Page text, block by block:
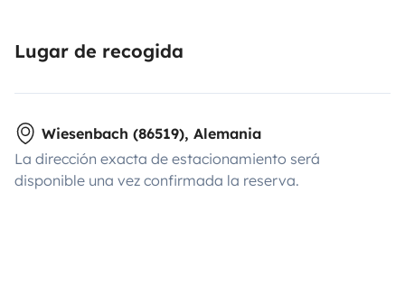
Lugar de recogida
Wiesenbach (86519), Alemania
La dirección exacta de estacionamiento será
disponible una vez confirmada la reserva.